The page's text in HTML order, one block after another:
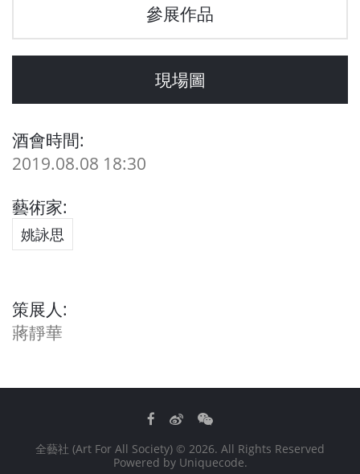
參展作品
現場圖
酒會時間:
2019.08.08 18:30
藝術家:
姚詠思
策展人:
蔣靜華
Facebook
WeiboWeChat
全藝社 (Art For All Society) © 2026. All Rights Reserved
Powered by Uniquecode.